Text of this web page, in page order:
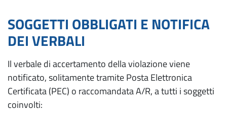
SOGGETTI OBBLIGATI E NOTIFICA
DEI VERBALI
Il verbale di accertamento della violazione viene
notificato, solitamente tramite Posta Elettronica
Certificata (PEC) o raccomandata A/R, a tutti i soggetti
coinvolti: